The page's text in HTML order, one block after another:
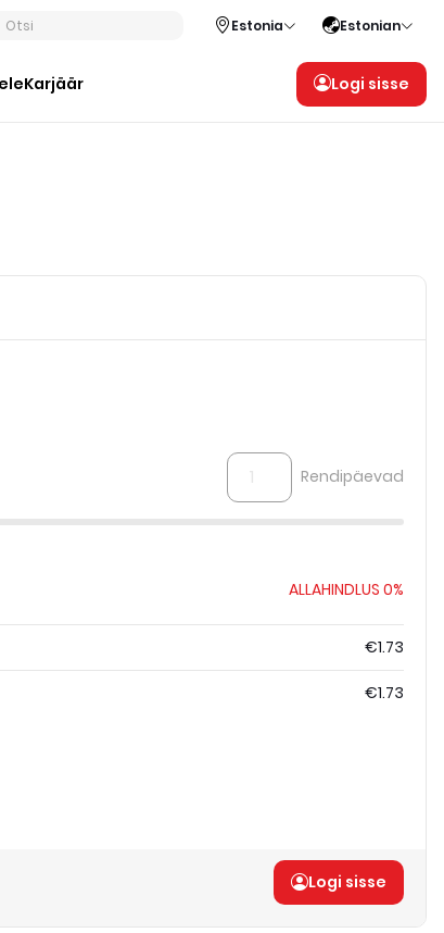
Otsi Estonia Estonian
Karjäär Logi sisse
Rendipäevad
ALLAHINDLUS 0%
€1.73
€1.73
Logi sisse